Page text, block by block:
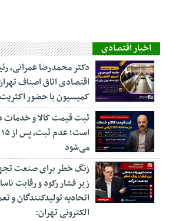
اخبار اقتصادی
دکتر محمدرضا عمرانی،
اقتصادی اتاق اصناف
کمیسیون با حضور
می‌شود
زنگ خطر برای صنعت
زیر فشار رکود و رقابت
اتحادیه تولیدکنندگان و
الکترونی تهران: